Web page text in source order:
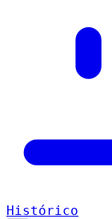
Histórico